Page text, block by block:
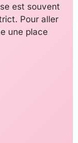
est souvent
Pour aller
une place